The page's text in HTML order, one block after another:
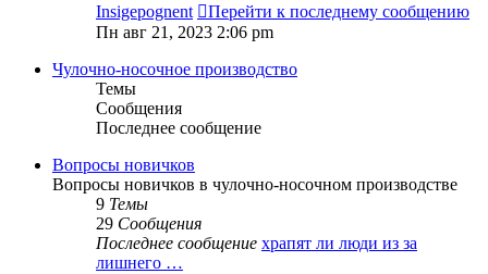
Insigepognent
Перейти к последнему сообщению
Пн авг 21, 2023 2:06 pm
Чулочно-носочное производство
Темы
Сообщения
Последнее сообщение
Вопросы новичков
Вопросы новичков в чулочно-носочном производстве
9 Темы
29 Сообщения
Последнее сообщение храпят ли люди из за
лишнего …